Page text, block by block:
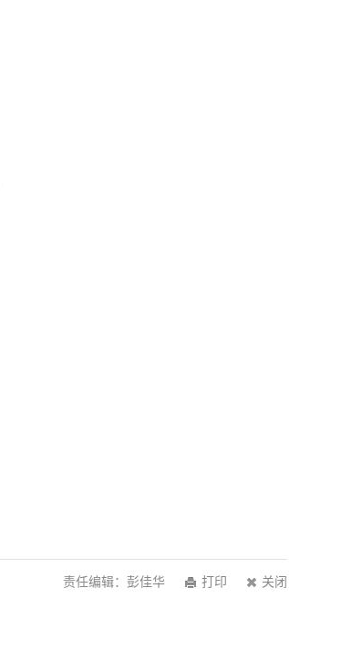
关闭
打印
责任编辑：彭佳华